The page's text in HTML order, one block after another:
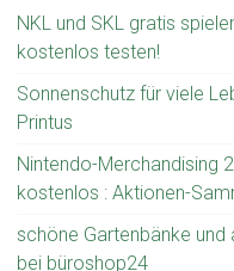
NKL und SKL gratis
kostenlos testen!
Sonnenschutz für viele
Printus
Nintendo-Merchandising
kostenlos : Aktionen-
schöne Gartenbänke
bei büroshop24